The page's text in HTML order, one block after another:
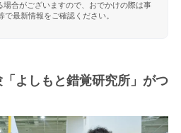
合がございますので、おでかけの際は事
で最新情報をご確認ください。
よしもと錯覚研究所」がつ